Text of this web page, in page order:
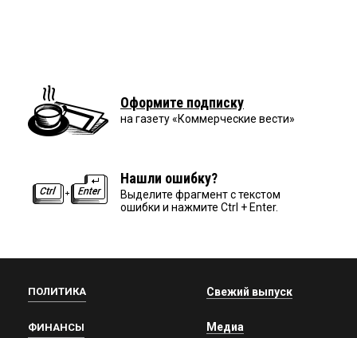
Оформите подписку
на газету «Коммерческие вести»
Нашли ошибку?
Выделите фрагмент с текстом
ошибки и нажмите Ctrl + Enter.
ПОЛИТИКА
ФИНАНСЫ
Свежий выпуск
Медиа